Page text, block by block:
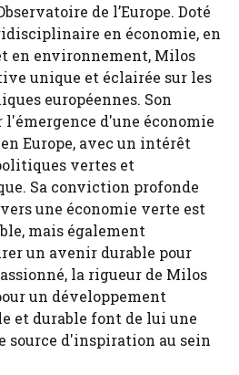
de l’Europe. Doté
en économie, en
en environnement, Milos
unique et éclairée sur les
européennes. Son
d'une économie
Europe, avec un intérêt
vertes et
Sa conviction profonde
une économie verte est
mais également
un avenir durable pour
la rigueur de Milos
un développement
et durable font de lui une
source d'inspiration au sein